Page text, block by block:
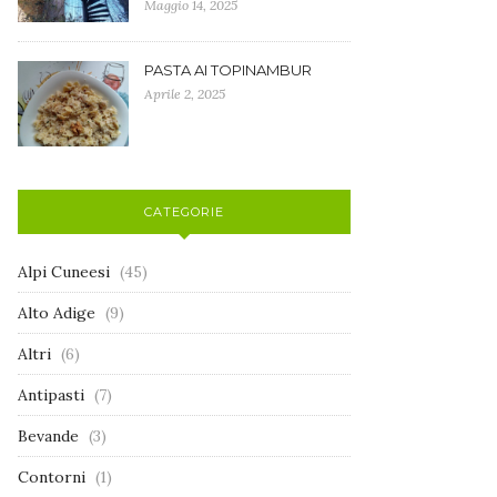
Maggio 14, 2025
PASTA AI TOPINAMBUR
Aprile 2, 2025
CATEGORIE
Alpi Cuneesi (45)
Alto Adige (9)
Altri (6)
Antipasti (7)
Bevande (3)
Contorni (1)